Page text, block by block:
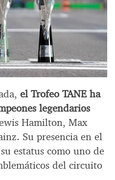
el Trofeo TANE ha
legendarios
Hamilton, Max
Su presencia en el
estatus como uno de
del circuito